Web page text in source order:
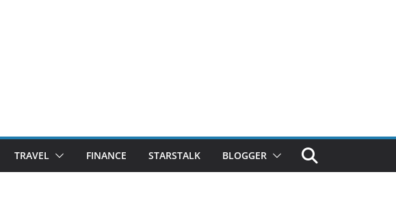
TRAVEL FINANCE STARSTALK BLOGGER